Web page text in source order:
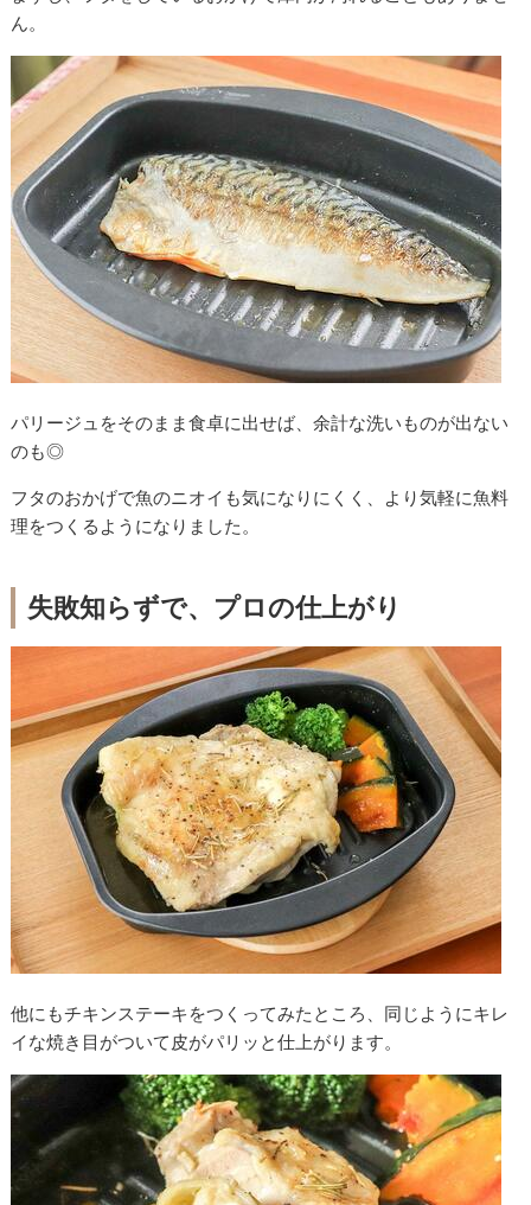
ん。
パリージュをそのまま食卓に出せば、余計な洗いものが出ない
のも◎
フタのおかげで魚のニオイも気になりにくく、より気軽に魚料
理をつくるようになりました。
失敗知らずで、プロの仕上がり
他にもチキンステーキをつくってみたところ、同じようにキレ
イな焼き目がついて皮がパリッと仕上がります。